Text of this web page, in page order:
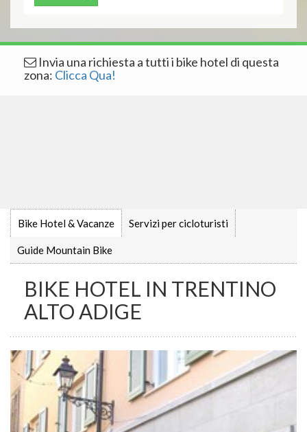
Invia una richiesta a tutti i bike hotel di questa
zona: Clicca Qua!
Bike Hotel & Vacanze Servizi per cicloturisti
Guide Mountain Bike
BIKE HOTEL IN TRENTINO
ALTO ADIGE